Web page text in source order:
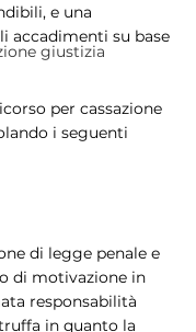
giustizia
e una
accadimenti su base
per cassazione
i seguenti
di legge penale e
di motivazione in
responsabilità
in quanto la